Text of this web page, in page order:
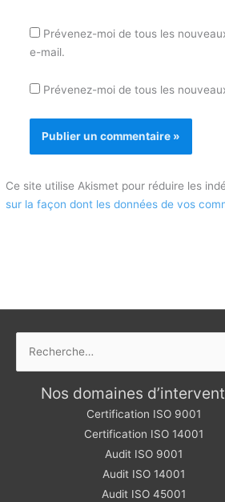
Prévenez-moi de tous les
e-mail.
Prévenez-moi de tous les
Ce site utilise Akismet pour réduire les
sur la façon dont les données de vos
Nos domaines
Certification ISO 9001
Certification ISO 14001
Audit ISO 9001
Audit ISO 14001
Audit ISO 45001